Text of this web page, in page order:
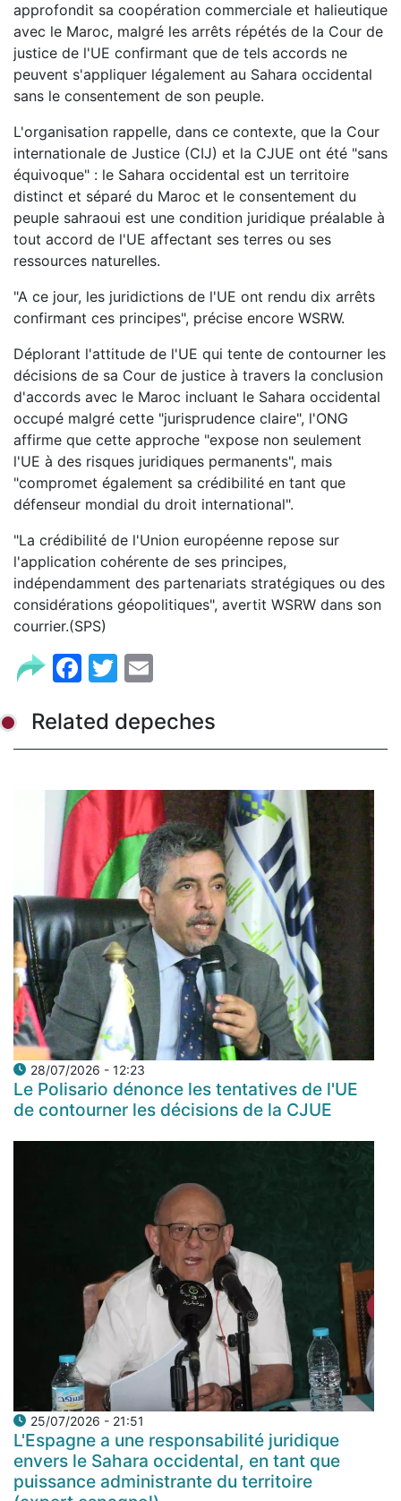
approfondit sa coopération commerciale et halieutique
avec le Maroc, malgré les arrêts répétés de la Cour de
justice de l'UE confirmant que de tels accords ne
peuvent s'appliquer légalement au Sahara occidental
sans le consentement de son peuple.
L'organisation rappelle, dans ce contexte, que la Cour
internationale de Justice (CIJ) et la CJUE ont été "sans
équivoque" : le Sahara occidental est un territoire
distinct et séparé du Maroc et le consentement du
peuple sahraoui est une condition juridique préalable à
tout accord de l'UE affectant ses terres ou ses
ressources naturelles.
"A ce jour, les juridictions de l'UE ont rendu dix arrêts
confirmant ces principes", précise encore WSRW.
Déplorant l'attitude de l'UE qui tente de contourner les
décisions de sa Cour de justice à travers la conclusion
d'accords avec le Maroc incluant le Sahara occidental
occupé malgré cette "jurisprudence claire", l'ONG
affirme que cette approche "expose non seulement
l'UE à des risques juridiques permanents", mais
"compromet également sa crédibilité en tant que
défenseur mondial du droit international".
"La crédibilité de l'Union européenne repose sur
l'application cohérente de ses principes,
indépendamment des partenariats stratégiques ou des
considérations géopolitiques", avertit WSRW dans son
courrier.(SPS)
Facebook
Twitter
Related depeches
28/07/2026 - 12:23
Le Polisario dénonce les tentatives de l'UE
de contourner les décisions de la CJUE
25/07/2026 - 21:51
L'Espagne a une responsabilité juridique
envers le Sahara occidental, en tant que
puissance administrante du territoire